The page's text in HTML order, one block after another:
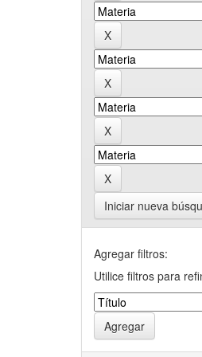
Iniciar nueva
Agregar filtros:
Utilice filtros para